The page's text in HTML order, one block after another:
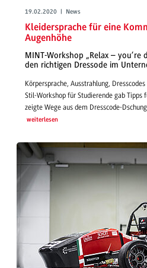
19.02.2020 | News
Kleidersprache für eine
Augenhöhe
MINT-Workshop „Relax – you’re
den richtigen Dressode im
Körpersprache, Ausstrahlung,
Stil-Workshop für Studierende gab Tipps
zeigte Wege aus dem Dresscode-
weiterlesen